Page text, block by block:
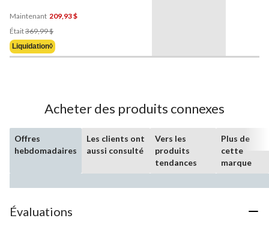
Maintenant 209,93 $
Était369,99 $
Était
369,99 $
Liquidation◊
Acheter des produits connexes
Offres
hebdomadaires
Les clients ont
aussi consulté
Vers les
produits
tendances
Plus de
cette
marque
Évaluations